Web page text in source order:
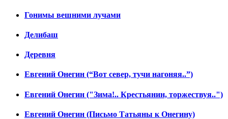
Гонимы вешними лучами
Делибаш
Деревня
Евгений Онегин (“Вот север, тучи нагоняя..”)
Евгений Онегин ("Зима!.. Крестьянин, торжествуя..")
Евгений Онегин (Письмо Татьяны к Онегину)